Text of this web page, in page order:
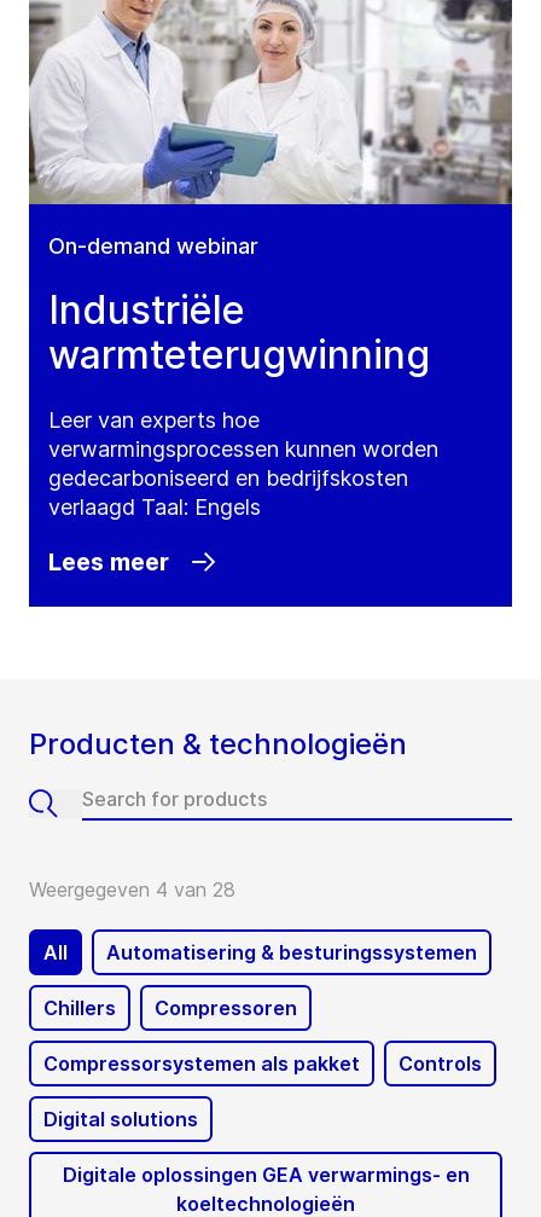
On-demand webinar
Industriële
warmteterugwinning
Leer van experts hoe
verwarmingsprocessen kunnen worden
gedecarboniseerd en bedrijfskosten
verlaagd Taal: Engels
Lees meer
Producten & technologieën
Weergegeven 4 van 28
All Automatisering & besturingssystemen
Chillers Compressoren
Compressorsystemen als pakket Controls
Digital solutions
Digitale oplossingen GEA verwarmings- en
koeltechnologieën